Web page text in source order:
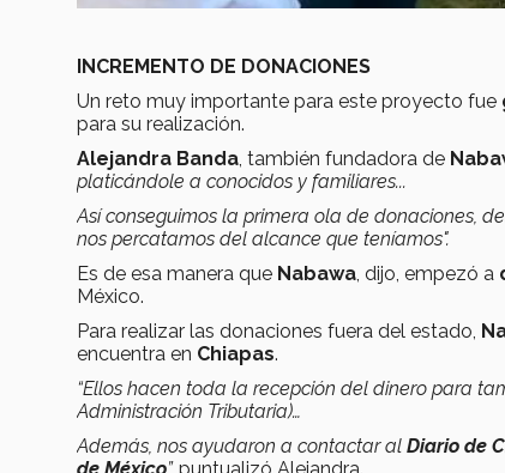
INCREMENTO DE DONACIONES
Un reto muy importante para este proyecto fue
para su realización.
Alejandra Banda , también fundadora de
platicándole a conocidos y familiares...
Así conseguimos la primera ola de donaciones,
nos percatamos del alcance que teníamos".
Es de esa manera que Nabawa , dijo, empezó a
México.
Para realizar las donaciones fuera del estado,
encuentra en Chiapas.
“Ellos hacen toda la recepción del dinero para
Administración Tributaria)…
Además, nos ayudaron a contactar al Diario de
de México”, puntualizó Alejandra.